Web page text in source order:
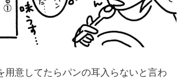
用意してたらパンの耳入らないと言わ